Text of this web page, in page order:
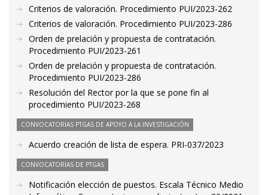
Criterios de valoración. Procedimiento PUI/2023-262
Criterios de valoración. Procedimiento PUI/2023-286
Orden de prelación y propuesta de contratación.
Procedimiento PUI/2023-261
Orden de prelación y propuesta de contratación.
Procedimiento PUI/2023-286
Resolución del Rector por la que se pone fin al
procedimiento PUI/2023-268
CONVOCATORIAS PTGAS DE APOYO A LA INVESTIGACIÓN
Acuerdo creación de lista de espera. PRI-037/2023
CONVOCATORIAS DE PTGAS
Notificación elección de puestos. Escala Técnico Medio